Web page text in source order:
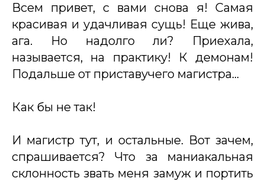
Всем привет, с вами снова я! Самая
красивая и удачливая сущь! Еще жива,
ага. Но надолго ли? Приехала,
называется, на практику! К демонам!
Подальше от приставучего магистра…
Как бы не так!
И магистр тут, и остальные. Вот зачем,
спрашивается? Что за маниакальная
склонность звать меня замуж и портить